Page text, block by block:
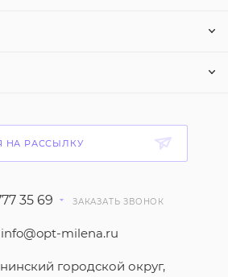
НА РАССЫЛКУ
35 69 ЗАКАЗАТЬ ЗВОНОК
info@opt-milena.ru
городской округ,